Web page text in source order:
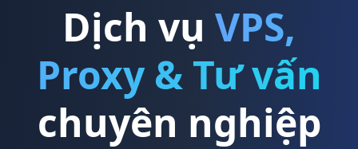
Dịch vụ VPS,
Proxy & Tư vấn
chuyên nghiệp